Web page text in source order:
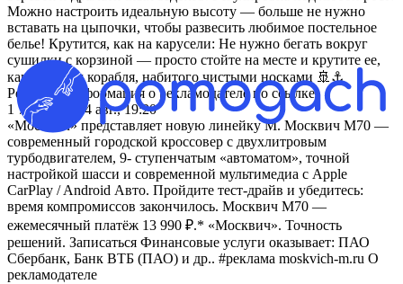
Можно настроить идеальную высоту — больше не нужно
вставать на цыпочки, чтобы развесить любимое постельное
белье! Крутится, как на карусели: Не нужно бегать вокруг
сушилки с корзиной — просто стойте на месте и крутите ее,
как штурвал корабля, набитого чистыми носками 🚢⚓️
Реклама. Информация о рекламодателе по ссылке
1 712просм. 4 авг., 19:20
«Москвич» представляет новую линейку М. Москвич М70 —
современный городской кроссовер с двухлитровым
турбодвигателем, 9- ступенчатым «автоматом», точной
настройкой шасси и современной мультимедиа с Apple
CarPlay / Android Авто. Пройдите тест-драйв и убедитесь:
время компромиссов закончилось. Москвич М70 —
ежемесячный платёж 13 990 ₽.* «Москвич». Точность
решений. Записаться Финансовые услуги оказывает: ПАО
Сбербанк, Банк ВТБ (ПАО) и др.. #реклама moskvich-m.ru О
рекламодателе